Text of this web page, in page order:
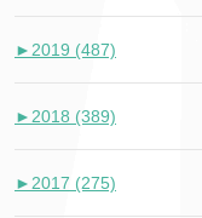
►2019 (487)
►2018 (389)
►2017 (275)